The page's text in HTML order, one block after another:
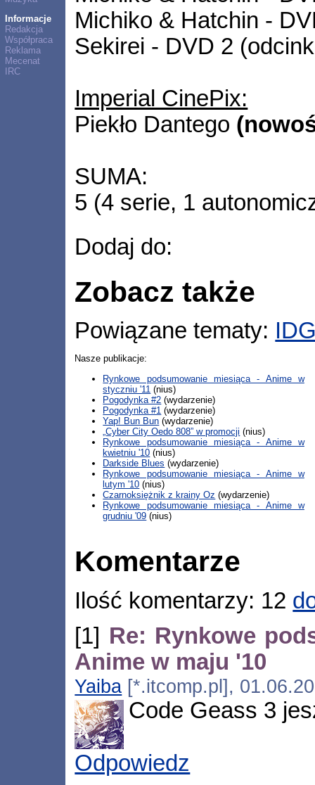
Informacje
Redakcja
Współpraca
Reklama
Mecenat
IRC
Michiko & Hatchin -
Sekirei - DVD 2
Imperial CinePix:
Piekło Dantego
SUMA:
5 (4 serie, 1
Dodaj do:
Zobacz także
Powiązane tematy:
Nasze publikacje:
Rynkowe podsumowanie miesiąca - Anime w
styczniu '11 (nius)
Pogodynka #2 (wydarzenie)
Pogodynka #1 (wydarzenie)
Yap! Bun Bun (wydarzenie)
„Cyber City Oedo 808” w promocji (nius)
Rynkowe podsumowanie miesiąca - Anime w
kwietniu '10 (nius)
Darkside Blues (wydarzenie)
Rynkowe podsumowanie miesiąca - Anime w
lutym '10 (nius)
Czarnoksiężnik z krainy Oz (wydarzenie)
Rynkowe podsumowanie miesiąca - Anime w
grudniu '09 (nius)
Komentarze
Ilość komentarzy: 12
[1] Re: Rynkowe
Anime w maju '10
Yaiba [*.itcomp.pl],
Code Geass 3
Odpowiedz